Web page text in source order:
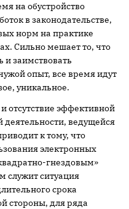
на обустройство
в законодательстве,
норм на практике
Сильно мешает то, что
и заимствовать
опыт, все время идут
уникальное.
отсутствие эффективной
ведущейся
к тому, что
электронных
гнездовым»
служит ситуация
срока
стороны, для ряда